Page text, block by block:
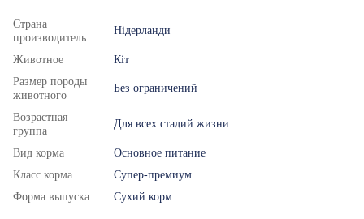
Страна
производитель
Нідерланди
Животное
Кіт
Размер породы
животного
Без ограничений
Возрастная
группа
Для всех стадий жизни
Вид корма
Основное питание
Класс корма
Супер-премиум
Форма выпуска
Сухий корм